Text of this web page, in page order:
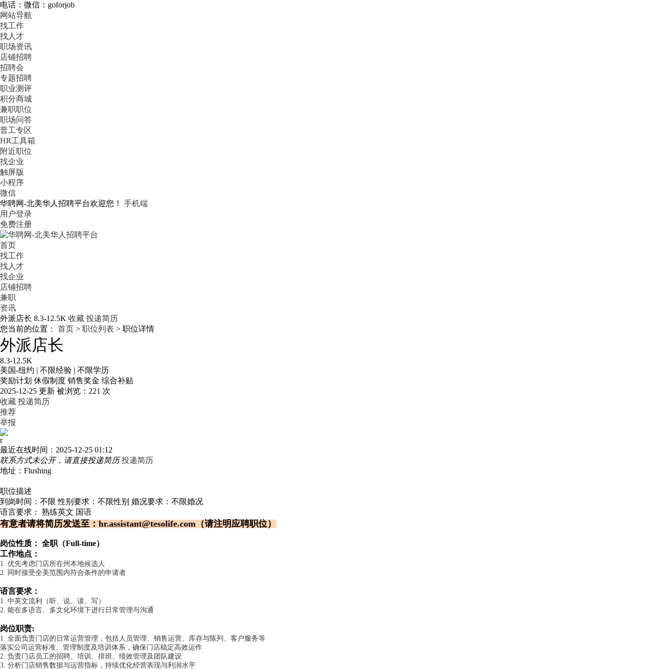
电话：微信：goforjob
网站导航
找工作
找人才
职场资讯
店铺招聘
招聘会
专题招聘
职业测评
积分商城
兼职职位
职场问答
普工专区
HR工具箱
附近职位
找企业
触屏版
小程序
微信
华聘网-北美华人招聘平台欢迎您！
手机端
用户登录
免费注册
首页
找工作
找人才
找企业
店铺招聘
兼职
资讯
外派店长 8.3-12.5K 收藏 投递简历
您当前的位置： 首页 > 职位列表 > 职位详情
外派店长
8.3-12.5K
美国-纽约 | 不限经验 | 不限学历
奖励计划 休假制度 销售奖金 综合补贴
2025-12-25 更新 被浏览： 221 次
收藏 投递简历
推荐
举报
r
最近在线时间：2025-12-25 01:12
联系方式未公开，请直接投递简历 投递简历
地址：Flushing
职位描述
到岗时间：不限 性别要求：不限性别 婚况要求：不限婚况
语言要求： 熟练英文 国语
有意者请将简历发送至：hr.assistant@tesolife.com（请注明应聘职位）
岗位性质： 全职（Full-time）
工作地点：
1. 优先考虑门店所在州本地候选人
2. 同时接受全美范围内符合条件的申请者
语言要求：
1. 中英文流利（听、说、读、写）
2. 能在多语言、多文化环境下进行日常管理与沟通
岗位职责:
1. 全面负责门店的日常运营管理，包括人员管理、销售运营、库存与陈列、客户服务等
落实公司运营标准、管理制度及培训体系，确保门店稳定高效运作
2. 负责门店员工的招聘、培训、排班、绩效管理及团队建设
3. 分析门店销售数据与运营指标，持续优化经营表现与利润水平